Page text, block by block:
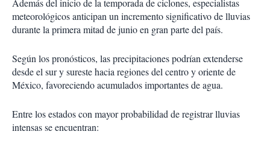
Además del inicio de la temporada de ciclones, especialistas
meteorológicos anticipan un incremento significativo de lluvias
durante la primera mitad de junio en gran parte del país.
Según los pronósticos, las precipitaciones podrían extenderse
desde el sur y sureste hacia regiones del centro y oriente de
México, favoreciendo acumulados importantes de agua.
Entre los estados con mayor probabilidad de registrar lluvias
intensas se encuentran: